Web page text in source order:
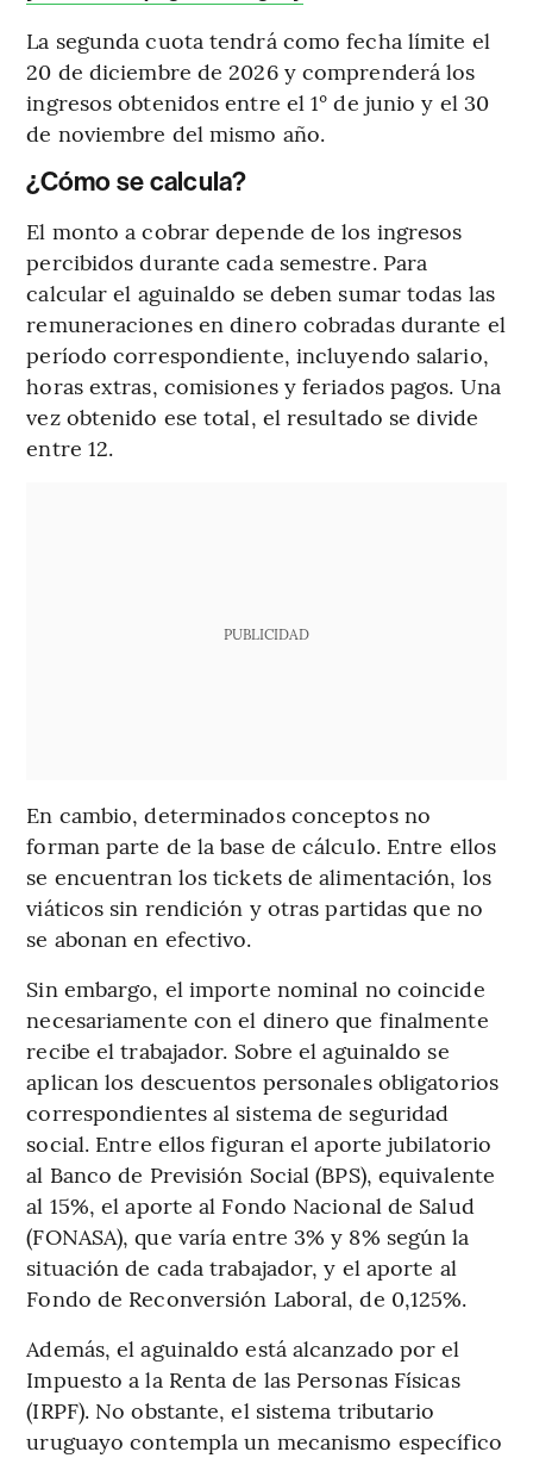
La segunda cuota tendrá como fecha límite el
20 de diciembre de 2026 y comprenderá los
ingresos obtenidos entre el 1° de junio y el 30
de noviembre del mismo año.
¿Cómo se calcula?
El monto a cobrar depende de los ingresos
percibidos durante cada semestre. Para
calcular el aguinaldo se deben sumar todas las
remuneraciones en dinero cobradas durante el
período correspondiente, incluyendo salario,
horas extras, comisiones y feriados pagos. Una
vez obtenido ese total, el resultado se divide
entre 12.
PUBLICIDAD
En cambio, determinados conceptos no
forman parte de la base de cálculo. Entre ellos
se encuentran los tickets de alimentación, los
viáticos sin rendición y otras partidas que no
se abonan en efectivo.
Sin embargo, el importe nominal no coincide
necesariamente con el dinero que finalmente
recibe el trabajador. Sobre el aguinaldo se
aplican los descuentos personales obligatorios
correspondientes al sistema de seguridad
social. Entre ellos figuran el aporte jubilatorio
al Banco de Previsión Social (BPS), equivalente
al 15%, el aporte al Fondo Nacional de Salud
(FONASA), que varía entre 3% y 8% según la
situación de cada trabajador, y el aporte al
Fondo de Reconversión Laboral, de 0,125%.
Además, el aguinaldo está alcanzado por el
Impuesto a la Renta de las Personas Físicas
(IRPF). No obstante, el sistema tributario
uruguayo contempla un mecanismo específico